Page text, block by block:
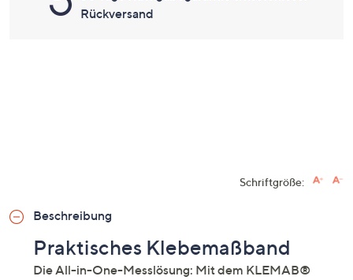
Rückversand
Schriftgröße:
Beschreibung
Praktisches Klebemaßband
Die All-in-One-Messlösung: Mit dem KLEMAB®